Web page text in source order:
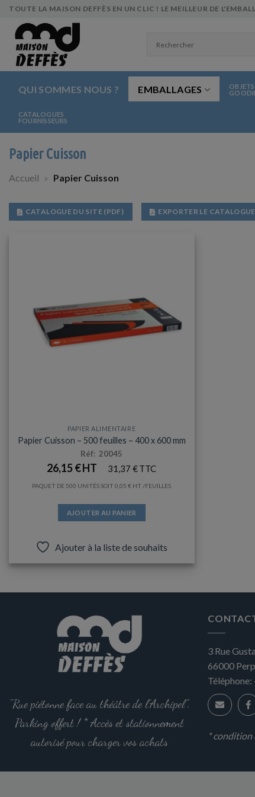
Skip
content
TOUTE LA MAISON DEFFÈS EN UN CLIC ! LE MEILLEUR DE
QUI SOMMES NOUS ? EMBALLAGES
CATALOGUES
FOURNISSEURS
Papier Cuisson
Accueil » Papier Cuisson
CATALOGUE DU SITE (PDF) EXPORTER LE
PAPIER ALIMENTAIRE
Papier Cuisson – 500 feuilles – 400 x 600 mm
Réf: 20045
26,15€ 31,37€
PAQUET DE 500 UNITÉS SOIT 0,05€ /FEUILLES
AJOUTER AU PANIER
Ajouter à la liste de souhaits
"Rue piétonne face au théâtre de l'Archipel".
Parking offert ! * Accès et stationnement
autorisé pour charger vos achats
3 Rue
66000
Téléphone:
* condition